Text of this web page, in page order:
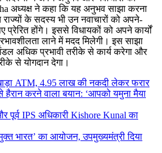
अध्यक्ष ने कहा कि यह अनुभव साझा करना
के सदस्य भी उन नवाचारों को अपने-
होंगे। इससे विधायकों को अपने कार्यों
लाने में मदद मिलेगी। इस साझा
अधिक प्रभावी तरीके से कार्य करेगा और
से योगदान देगा।
ATM, 4.95 लाख की नकदी लेकर फरार
करने वाला बयान: ‘आपको यमुना मैया
पूर्व IPS अधिकारी Kishore Kunal का
भारत’ का आयोजन, उपमुख्यमंत्री दिया